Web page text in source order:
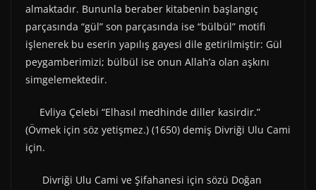
almaktadır. Bununla beraber kitabenin başlangıç
parçasında “gül” son parçasında ise “bülbül” motifi
işlenerek bu eserin yapılış gayesi dile getirilmiştir: Gül
peygamberimizi; bülbül ise onun Allah’a olan aşkını
simgelemektedir.
Evliya Çelebi “Elhasıl medhinde diller kasirdir.”
(Övmek için söz yetişmez.) (1650) demiş Divriği Ulu Cami
için.
Divriği Ulu Cami ve Şifahanesi için sözü Doğan